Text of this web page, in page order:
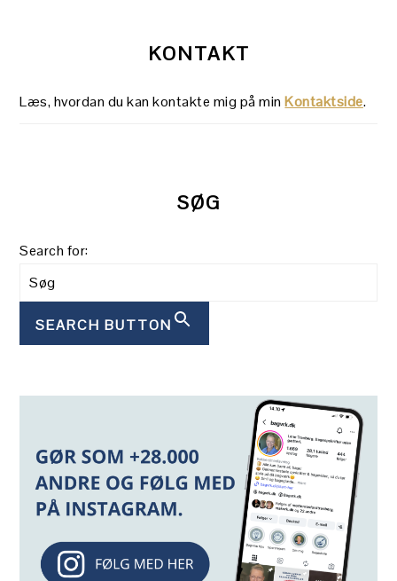
KONTAKT
Læs, hvordan du kan kontakte mig på minKontaktside.
SØG
Search for:
SEARCH BUTTON